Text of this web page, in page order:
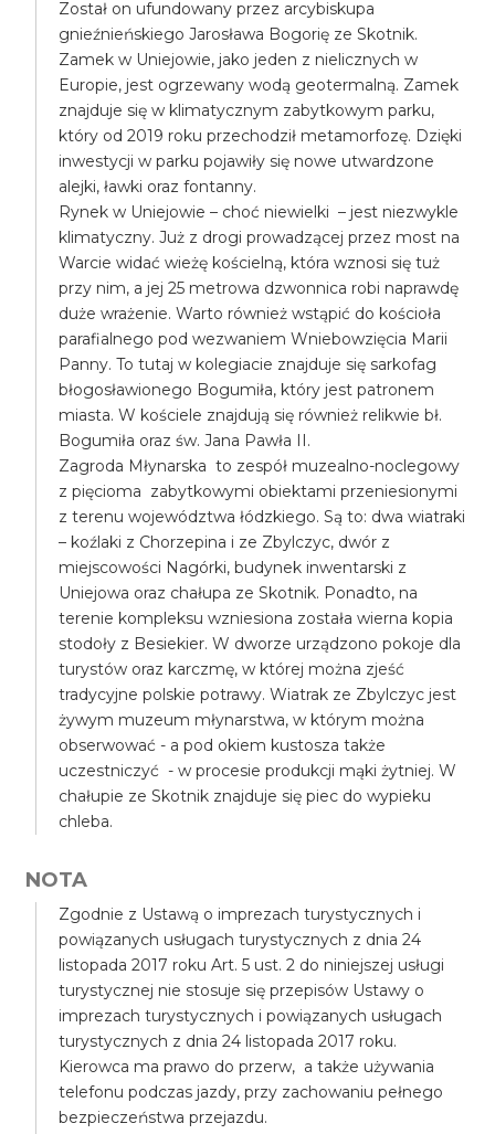
Został on ufundowany przez arcybiskupa
gnieźnieńskiego Jarosława Bogorię ze Skotnik.
Zamek w Uniejowie, jako jeden z nielicznych w
Europie, jest ogrzewany wodą geotermalną. Zamek
znajduje się w klimatycznym zabytkowym parku,
który od 2019 roku przechodził metamorfozę. Dzięki
inwestycji w parku pojawiły się nowe utwardzone
alejki, ławki oraz fontanny.
Rynek w Uniejowie – choć niewielki – jest niezwykle
klimatyczny. Już z drogi prowadzącej przez most na
Warcie widać wieżę kościelną, która wznosi się tuż
przy nim, a jej 25 metrowa dzwonnica robi naprawdę
duże wrażenie. Warto również wstąpić do kościoła
parafialnego pod wezwaniem Wniebowzięcia Marii
Panny. To tutaj w kolegiacie znajduje się sarkofag
błogosławionego Bogumiła, który jest patronem
miasta. W kościele znajdują się również relikwie bł.
Bogumiła oraz św. Jana Pawła II.
Zagroda Młynarska to zespół muzealno-noclegowy
z pięcioma zabytkowymi obiektami przeniesionymi
z terenu województwa łódzkiego. Są to: dwa wiatraki
– koźlaki z Chorzepina i ze Zbylczyc, dwór z
miejscowości Nagórki, budynek inwentarski z
Uniejowa oraz chałupa ze Skotnik. Ponadto, na
terenie kompleksu wzniesiona została wierna kopia
stodoły z Besiekier. W dworze urządzono pokoje dla
turystów oraz karczmę, w której można zjeść
tradycyjne polskie potrawy. Wiatrak ze Zbylczyc jest
żywym muzeum młynarstwa, w którym można
obserwować - a pod okiem kustosza także
uczestniczyć - w procesie produkcji mąki żytniej. W
chałupie ze Skotnik znajduje się piec do wypieku
chleba.
NOTA
Zgodnie z Ustawą o imprezach turystycznych i
powiązanych usługach turystycznych z dnia 24
listopada 2017 roku Art. 5 ust. 2 do niniejszej usługi
turystycznej nie stosuje się przepisów Ustawy o
imprezach turystycznych i powiązanych usługach
turystycznych z dnia 24 listopada 2017 roku.
Kierowca ma prawo do przerw, a także używania
telefonu podczas jazdy, przy zachowaniu pełnego
bezpieczeństwa przejazdu.